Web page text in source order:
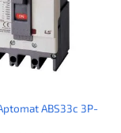
ABS33c 3P-